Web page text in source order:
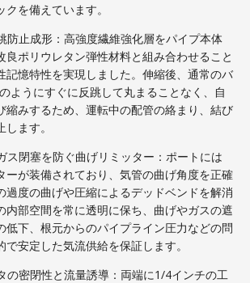
を備えています。
防止成形：高強度繊維強化層をパイプ本体
良ポリウレタン弾性材料と組み合わせること
記憶特性を実現しました。伸縮後、通常のバ
ようにすぐに反跳して丸まることなく、自
縮みするため、運転中の配管の絡まり、結び
します。
ス閉塞を防ぐ曲げリミッター：ポートには
ーが装備されており、気管の曲げ角度を正確
過度の曲げや圧縮によるデッドベンドを解消
内部空間を常に透明に保ち、曲げやガスの遮
低下、根元からのパイプライン圧力などの問
で安定した気流供給を保証します。
の密閉性と流量誘導：両端に1/4インチの工